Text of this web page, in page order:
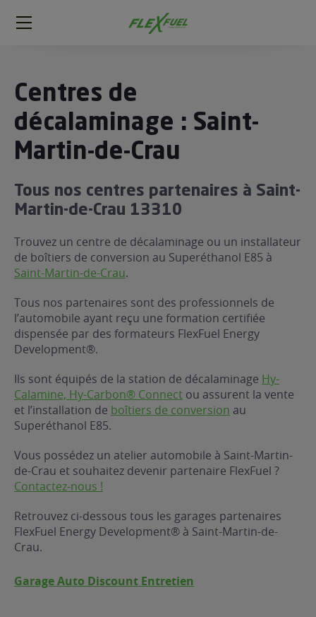
FlexFuel
Méga
le Décalaminage
?
gratuit
du carburant avec
le Superéthanol
?
de mon
Centres de
décalaminage : Saint-
Martin-de-Crau
Tous nos centres partenaires à Saint-
Martin-de-Crau 13310
Trouvez un centre de décalaminage ou un installateur
de boîtiers de conversion au Superéthanol E85 à
Saint-Martin-de-Crau.
Tous nos partenaires sont des professionnels de
l’automobile ayant reçu une formation certifiée
dispensée par des formateurs FlexFuel Energy
Development®.
Ils sont équipés de la station de décalaminage Hy-
Calamine, Hy-Carbon® Connect ou assurent la vente
et l’installation de boîtiers de conversion au
Superéthanol E85.
Vous possédez un atelier automobile à Saint-Martin-
de-Crau et souhaitez devenir partenaire FlexFuel ?
Contactez-nous !
Retrouvez ci-dessous tous les garages partenaires
FlexFuel Energy Development® à Saint-Martin-de-
Crau.
Garage Auto Discount Entretien